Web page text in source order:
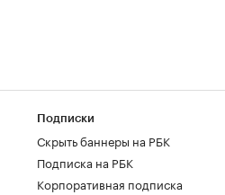
Подписки
Скрыть баннеры на РБК
Подписка на РБК
Корпоративная подписка